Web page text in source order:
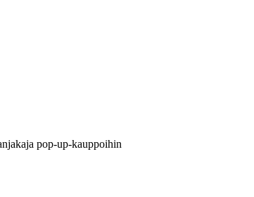
pop-up-kauppoihin